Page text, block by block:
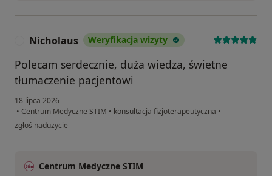
Nicholaus Weryfikacja wizyty
Polecam serdecznie, duża wiedza, świetne
tłumaczenie pacjentowi
18 lipca 2026
• Centrum Medyczne STIM • konsultacja fizjoterapeutyczna •
w opinii użytkownika Nicholaus
zgłoś nadużycie
Centrum Medyczne STIM